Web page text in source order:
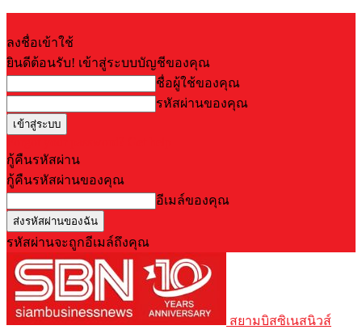
ลงชื่อเข้าใช้
ยินดีต้อนรับ! เข้าสู่ระบบบัญชีของคุณ
ชื่อผู้ใช้ของคุณ
รหัสผ่านของคุณ
กู้คืนรหัสผ่าน
กู้คืนรหัสผ่านของคุณ
อีเมล์ของคุณ
รหัสผ่านจะถูกอีเมล์ถึงคุณ
สยามบิสซิเนสนิวส์